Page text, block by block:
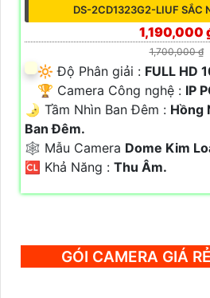
DS-2CD1323G2-LIUF SẮC
1,190,000
1,700,000 ₫
🔆 Độ Phân giải : FULL HD
🏆 Camera Công nghệ : IP
🌛 Tầm Nhìn Ban Đêm : Hồng
Ban Đêm.
🕸️ Mẫu Camera Dome Kim
️🆑 Khả Năng : Thu Âm.
GÓI CAMERA GIÁ